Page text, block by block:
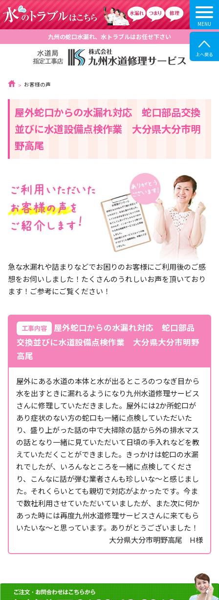
九州の蛇口水漏れ、水トラブルはお任せ下さい
お客様の声
屋外蛇口からの水漏れ対応 蛇口部品交換
並びに水道設備点検作業 大分県大分市明
野高尾
急な水漏れや詰まりなどでお困りのお客様にご利用後のご感
想をお伺いしました！たくさんのうれしいお声を頂いており
ます！ご参考にご覧ください！
工事内容
屋外蛇口からの水漏れ対応 蛇口部品
交換並びに水道設備点検作業 大分県大分市明野
高尾
屋外にある水道の本体と水が出るところのつなぎ目から
水を出すときに漏れるようになり九州水道修理サービス
さんに修理していただきました。屋外には2か所蛇口が
あり症状のない方の蛇口も一緒に点検していただいた
り、盛り上がった話の中で大掃除の話から外の排水マス
の話となり一緒に見ていただいて日頃の手入れなどを教
えていただくことができました。きっかけは蛇口の水漏
れでしたが、いろんなところを一緒に点検してくださ
り、こんなに話が弾む業者さんも珍しいな～と感じまし
た。それくらいとても親切で対応がよかったです。今ま
で数社利用させていただいていましたが、また次に何か
あった時には再度九州水道修理サービスさんに来てもら
いたいな～と思っています。ありがとうございました！
大分県大分市明野高尾 H様